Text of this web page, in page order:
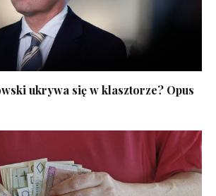
ukrywa się w klasztorze? Opus